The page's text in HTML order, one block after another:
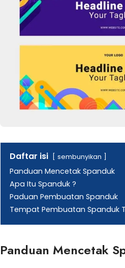
Daftar isi sembunyikan
Panduan Mencetak Spanduk
Apa Itu Spanduk ?
Paduan Pembuatan Spanduk
Tempat Pembuatan Spanduk
Panduan Mencetak